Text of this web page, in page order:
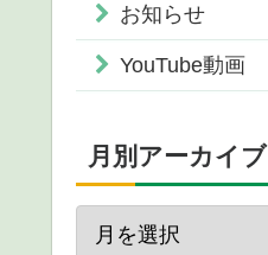
お知らせ
YouTube動画
月別アーカイブ